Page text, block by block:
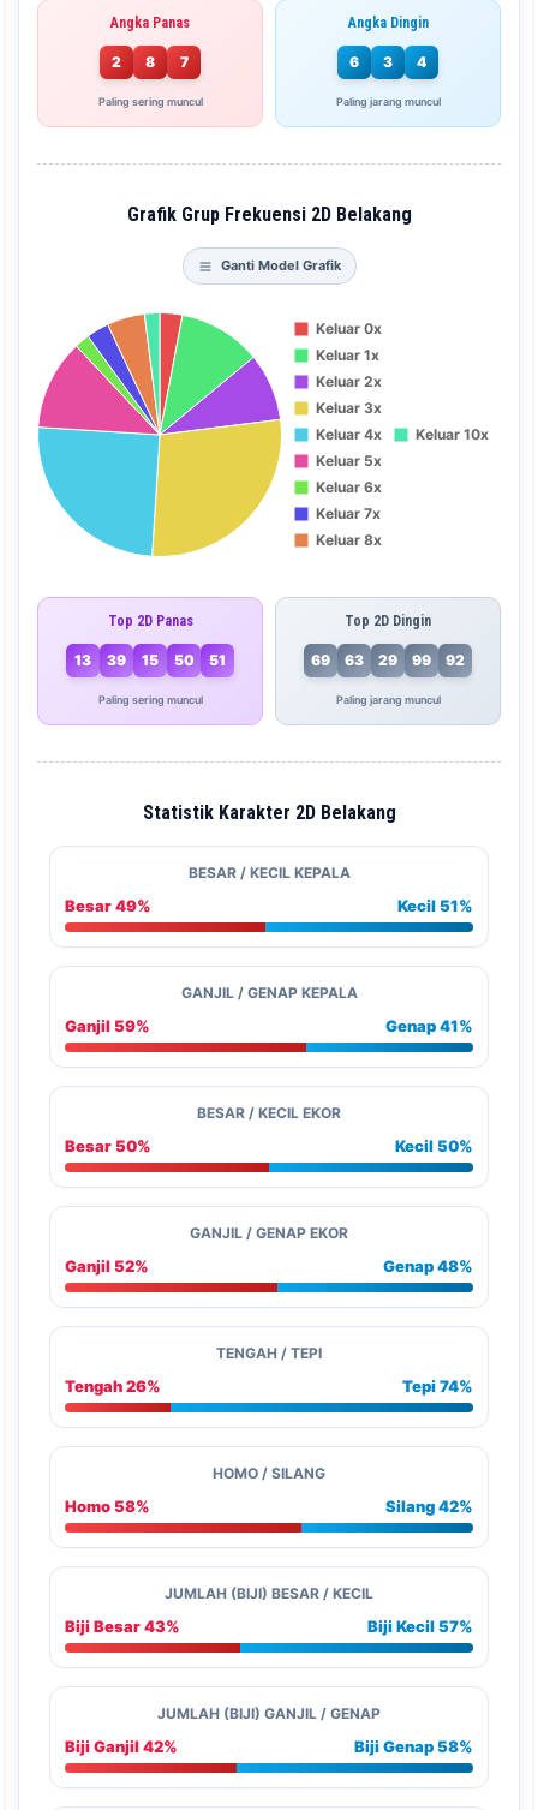
Angka Panas
2 8 7
Paling sering muncul
Angka Dingin
6 3 4
Paling jarang muncul
Grafik Grup Frekuensi 2D Belakang
Ganti Model Grafik
Top 2D Panas
13 39 15 50 51
Paling sering muncul
Top 2D Dingin
69 63 29 99 92
Paling jarang muncul
Statistik Karakter 2D Belakang
BESAR / KECIL KEPALA
Besar 49% Kecil 51%
GANJIL / GENAP KEPALA
Ganjil 59% Genap 41%
BESAR / KECIL EKOR
Besar 50% Kecil 50%
GANJIL / GENAP EKOR
Ganjil 52% Genap 48%
TENGAH / TEPI
Tengah 26% Tepi 74%
HOMO / SILANG
Homo 58% Silang 42%
JUMLAH (BIJI) BESAR / KECIL
Biji Besar 43% Biji Kecil 57%
JUMLAH (BIJI) GANJIL / GENAP
Biji Ganjil 42% Biji Genap 58%